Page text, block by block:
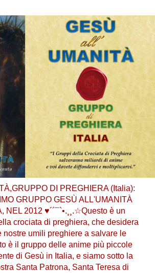
DI PREGHIERA (Italia):
GRUPPO GESÙ ALL'UMANITÀ
NEL 2012 ♥´´¯`•.¸¸.☆Questo è un
crociata di preghiera, che desidera
nostre umili preghiere a salvare le
è il gruppo delle anime più piccole
di Gesù in Italia, e siamo sotto la
Santa Patrona, Santa Teresa di